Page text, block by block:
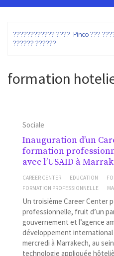
???????????? ???? Pinco ???
?????? ??????
formation
Sociale
Inauguration d’un
formation
avec l’USAID à
CAREER CENTER EDUCATION
FORMATION PROFESSIONNELLE
Un troisième Career Center
professionnelle, fruit d’un
gouvernement et l’agence
développement international
mercredi à Marrakech, au
technologie appliquée